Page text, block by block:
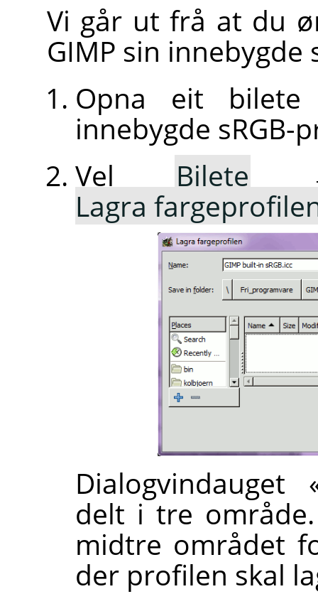
Vi går ut frå at du
GIMP sin innebygde
Opna eit
innebygde sRGB-
Vel Bilete
Lagra
Dialogvindauget
delt i tre
midtre området
der profilen skal